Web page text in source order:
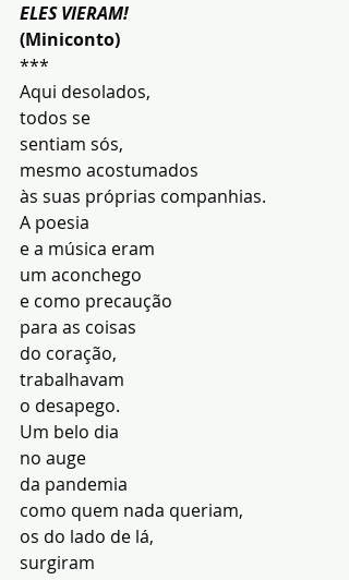
ELES VIERAM!
(Miniconto)
***
Aqui desolados,
todos se
sentiam sós,
mesmo acostumados
às suas próprias companhias.
A poesia
e a música eram
um aconchego
e como precaução
para as coisas
do coração,
trabalhavam
o desapego.
Um belo dia
no auge
da pandemia
como quem nada queriam,
os do lado de lá,
surgiram